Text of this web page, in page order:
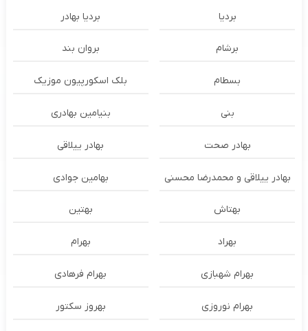
بردیا بردیا بهادر
برشام بروان بند
بسطام بلک اسکورپیون موزیک
بنی بنیامین بهادری
بهادر صحت بهادر ییلاقی
بهادر ییلاقی و محمدرضا محسنی بهامین جوادی
بهتاش بهتین
بهراد بهرام
بهرام شهبازی بهرام فرهادی
بهرام نوروزی بهروز سکتور